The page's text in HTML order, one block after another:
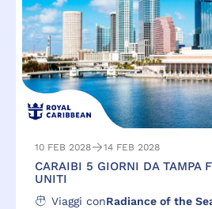
10 FEB 2028 14 FEB 2028
CARAIBI 5 GIORNI DA TAMPA
UNITI
Viaggi conRadiance of the